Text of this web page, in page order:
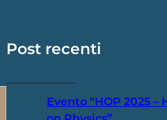
Post recenti
Evento “HOP 2025 –